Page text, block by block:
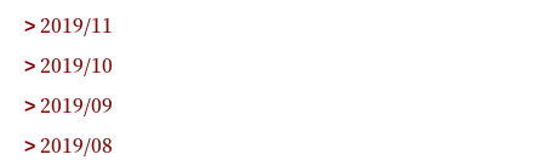
> 2019/11
> 2019/10
> 2019/09
> 2019/08